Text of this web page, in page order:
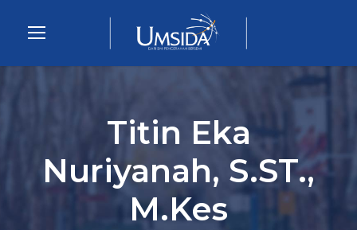
Titin Eka
Nuriyanah, S.ST.,
M.Kes